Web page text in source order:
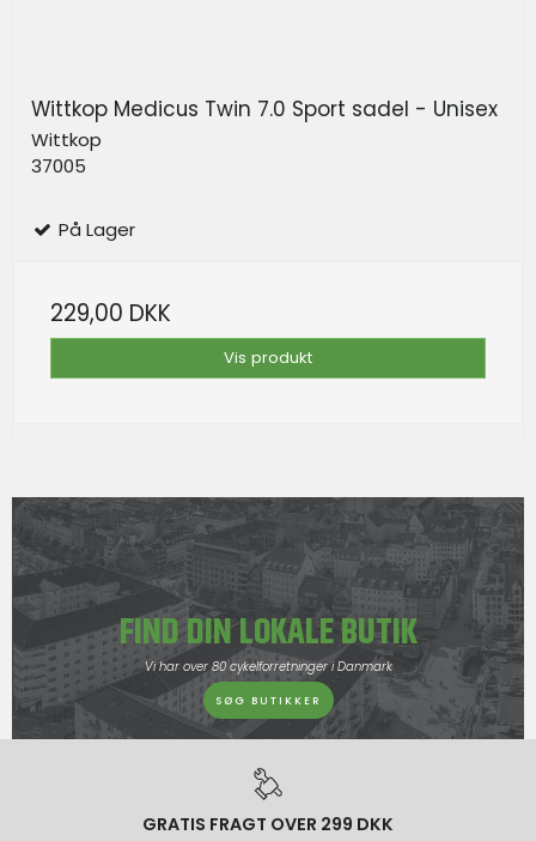
Wittkop Medicus Twin 7.0 Sport sadel - Unisex
Wittkop
37005
På Lager
229,00 DKK
Vis produkt
FIND DIN LOKALE BUTIK
Vi har over 80 cykelforretninger i Danmark
SØG BUTIKKER
GRATIS FRAGT OVER 299 DKK